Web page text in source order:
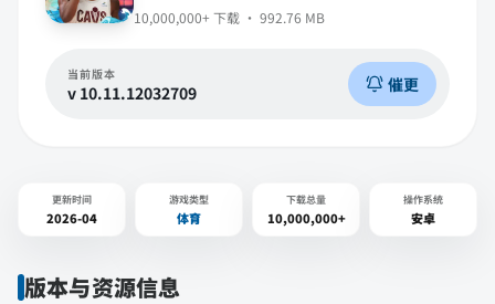
10,000,000+ 下载 · 992.76 MB
当前版本
v 10.11.12032709 催更
更新时间
2026-04
游戏类型
体育
下载总量
10,000,000+
操作系统
安卓
版本与资源信息